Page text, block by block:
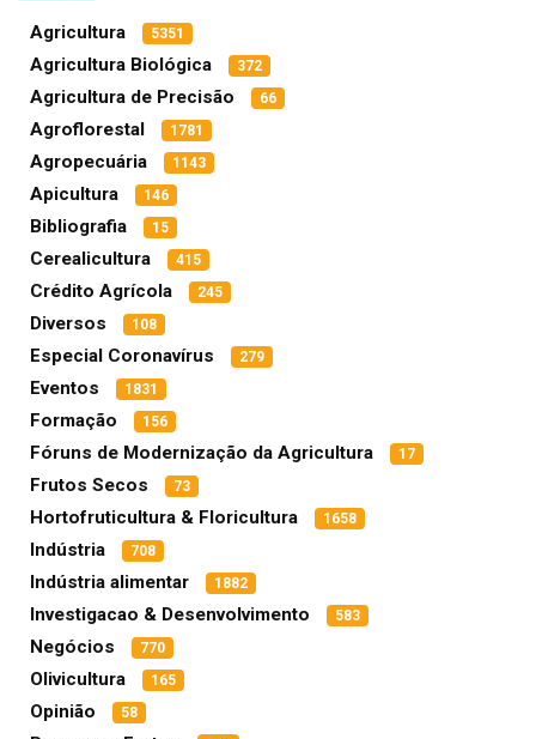
Agricultura 5351
Agricultura Biológica 372
Agricultura de Precisão 66
Agroflorestal 1781
Agropecuária 1143
Apicultura 146
Bibliografia 15
Cerealicultura 415
Crédito Agrícola 245
Diversos 108
Especial Coronavírus 279
Eventos 1831
Formação 156
Fóruns de Modernização da Agricultura 17
Frutos Secos 73
Hortofruticultura & Floricultura 1658
Indústria 708
Indústria alimentar 1882
Investigacao & Desenvolvimento 583
Negócios 770
Olivicultura 165
Opinião 58